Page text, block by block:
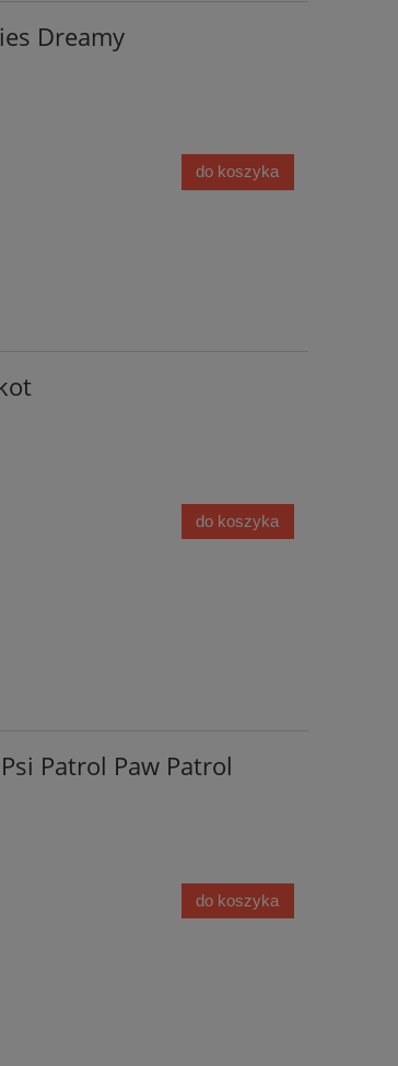
Dreamy
do koszyka
do koszyka
Patrol Paw Patrol
do koszyka